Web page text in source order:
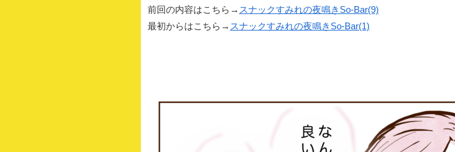
前回の内容はこちら→ スナックすみれの夜鳴きSo-Bar(9)
最初からはこちら→ スナックすみれの夜鳴きSo-Bar(1)